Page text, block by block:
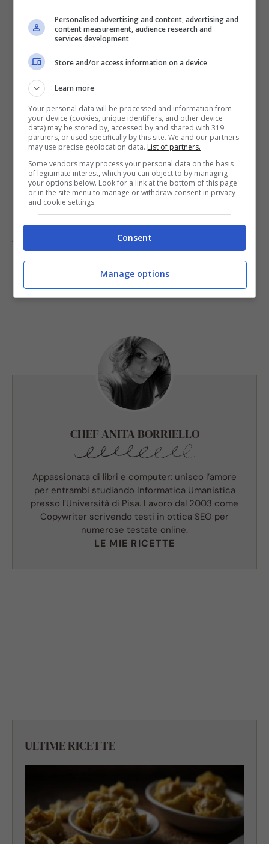
I ziti al forno con pomodoro e mozzarella sono così:
pochi ingredienti che costano poco, ma capaci di
riportarti subito all’infanzia, di farti sentire a casa, di
trasformare anche la domenica più grigia in un
piccolo momento di festa
CHEF ANITA BORRIELLO
Appassionata di libri e computer: unisco l’amore
per entrambi studiando Informatica Umanistica
presso l’Università di Pisa. Lavoro dal 2003 come
Copywriter scrivendo testi in ottica SEO per
numerose testate online.
LE MIE RICETTE
ULTIME RICETTE
Personalised advertising and content, advertising and
content measurement, audience research and
services development
Store and/or access information on a device
Learn more
Your personal data will be processed and information from
your device (cookies, unique identifiers, and other device
data) may be stored by, accessed by and shared with 319
partners, or used specifically by this site. We and our partners
may use precise geolocation data. List of partners.
Some vendors may process your personal data on the basis
of legitimate interest, which you can object to by managing
your options below. Look for a link at the bottom of this page
or in the site menu to manage or withdraw consent in privacy
and cookie settings.
Consent
Manage options